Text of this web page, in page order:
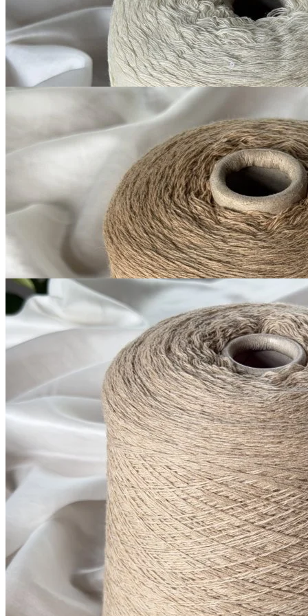
1 200₽
за 100 г
Купить
G&G Filati
Millefili
кашемир 30%, меринос экстрафайн
суперджилонг 70%
750 м/100 гкорица
1 050₽
за 100 г
Купить
G&G Filati
Millefili
кашемир 30%, меринос экстрафайн
суперджилонг 70%
750 м/100 гбледно-пшеничный
1 050₽
за 100 г
Купить
Показать еще
Filato Italiano
Мы в соцсетях
Мы используем файлы cookie,
чтобы улучшить работу сайта и предоставить вам
больше возможностей. Также, к сайту подключен сервис